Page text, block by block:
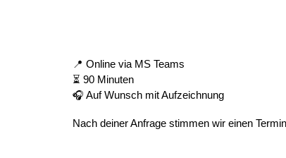
📍 Online via MS Teams
⏳ 90 Minuten
🎧 Auf Wunsch mit Aufzeichnung
Nach deiner Anfrage stimmen wir einen